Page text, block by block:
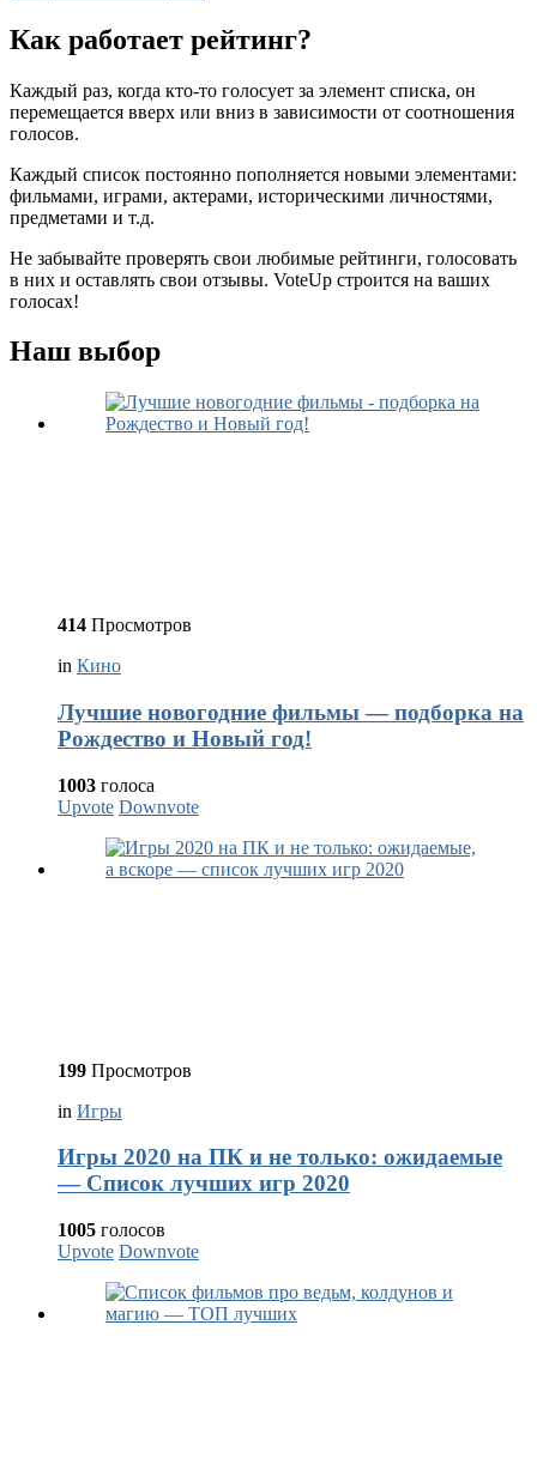
Как работает рейтинг?
Каждый раз, когда кто-то голосует за элемент списка, он
перемещается вверх или вниз в зависимости от соотношения
голосов.
Каждый список постоянно пополняется новыми элементами:
фильмами, играми, актерами, историческими личностями,
предметами и т.д.
Не забывайте проверять свои любимые рейтинги, голосовать
в них и оставлять свои отзывы. VoteUp строится на ваших
голосах!
Наш выбор
414 Просмотров
in Кино
Лучшие новогодние фильмы — подборка на
Рождество и Новый год!
1003 голоса
Upvote Downvote
199 Просмотров
in Игры
Игры 2020 на ПК и не только: ожидаемые
— Список лучших игр 2020
1005 голосов
Upvote Downvote